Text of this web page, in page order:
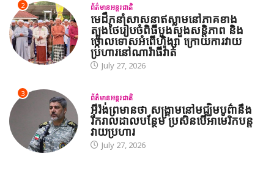
2 ព័ត៌មានអន្តរជាតិ
មេដឹកនាំសាសនាឥស្លាមនៅភាគខាង
ត្បូងថៃរៀបចំពិធីបួងសួងសន្តិភាព និង
ថ្កោលទោសអំពើហិង្សា ក្រោយការវាយ
ប្រហារនៅណារ៉ាធីវ៉ាត់
July 27, 2026
3 ព័ត៌មានអន្តរជាតិ
អ៊ីរ៉ង់ព្រមានថា សង្គ្រាមនៅមជ្ឈិមបូព៌ានឹង
រីករាលដាលបន្ថែម ប្រសិនបើអាមេរិកបន្ត
វាយប្រហារ
July 27, 2026